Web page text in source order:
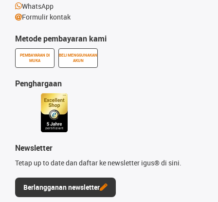
Metode pembayaran kami
PEMBAYARAN DI
MUKA
BELI MENGGUNAKAN
AKUN
Penghargaan
Newsletter
Tetap up to date dan daftar ke newsletter igus® di sini.
Berlangganan newsletter
WhatsApp
Formulir kontak